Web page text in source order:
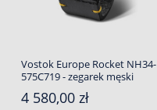
Vostok Europe Rocket NH34-
575C719 - zegarek męski
4 580,00 zł